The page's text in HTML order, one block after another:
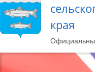
края